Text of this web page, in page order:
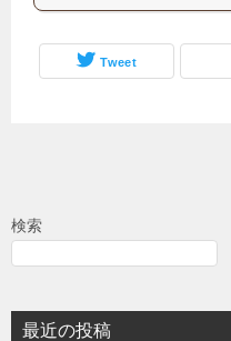
Tweet
検索
最近の投稿